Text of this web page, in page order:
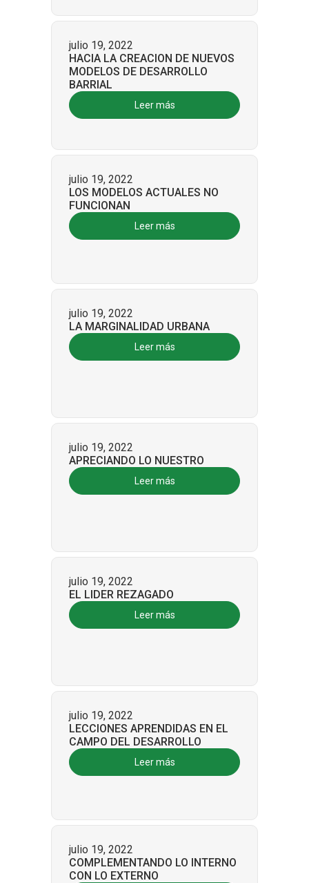
julio 19, 2022
HACIA LA CREACION DE NUEVOS
MODELOS DE DESARROLLO
BARRIAL
Leer más
julio 19, 2022
LOS MODELOS ACTUALES NO
FUNCIONAN
Leer más
julio 19, 2022
LA MARGINALIDAD URBANA
Leer más
julio 19, 2022
APRECIANDO LO NUESTRO
Leer más
julio 19, 2022
EL LIDER REZAGADO
Leer más
julio 19, 2022
LECCIONES APRENDIDAS EN EL
CAMPO DEL DESARROLLO
Leer más
julio 19, 2022
COMPLEMENTANDO LO INTERNO
CON LO EXTERNO